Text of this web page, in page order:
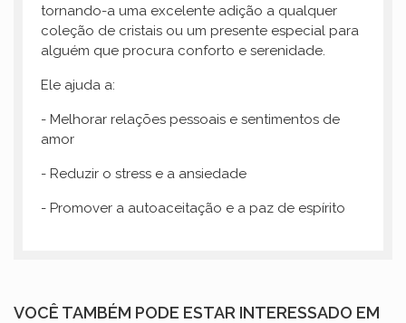
tornando-a uma excelente adição a qualquer
coleção de cristais ou um presente especial para
alguém que procura conforto e serenidade.
Ele ajuda a:
- Melhorar relações pessoais e sentimentos de
amor
- Reduzir o stress e a ansiedade
- Promover a autoaceitação e a paz de espírito
VOCÊ TAMBÉM PODE ESTAR INTERESSADO EM